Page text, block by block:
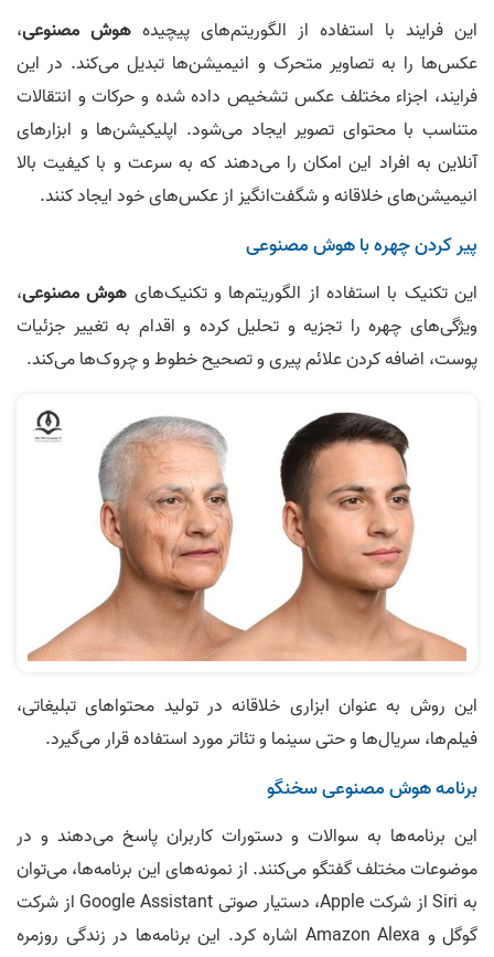
این فرایند با استفاده از الگوریتم‌های پیچیده هوش مصنوعی،
عکس‌ها را به تصاویر متحرک و انیمیشن‌ها تبدیل می‌کند. در این
فرایند، اجزاء مختلف عکس تشخیص داده شده و حرکات و انتقالات
متناسب با محتوای تصویر ایجاد می‌شود. اپلیکیشن‌ها و ابزارهای
آنلاین به افراد این امکان را می‌دهند که به سرعت و با کیفیت بالا
انیمیشن‌های خلاقانه و شگفت‌انگیز از عکس‌های خود ایجاد کنند.
پیر کردن چهره با هوش مصنوعی
این تکنیک با استفاده از الگوریتم‌ها و تکنیک‌های هوش مصنوعی،
ویژگی‌های چهره را تجزیه و تحلیل کرده و اقدام به تغییر جزئیات
پوست، اضافه کردن علائم پیری و تصحیح خطوط و چروک‌ها می‌کند.
این روش به عنوان ابزاری خلاقانه در تولید محتواهای تبلیغاتی،
فیلم‌ها، سریال‌ها و حتی سینما و تئاتر مورد استفاده قرار می‌گیرد.
برنامه هوش مصنوعی سخنگو
این برنامه‌ها به سوالات و دستورات کاربران پاسخ می‌دهند و در
موضوعات مختلف گفتگو می‌کنند. از نمونه‌های این برنامه‌ها، می‌توان
به Siri از شرکت Apple، دستیار صوتی Google Assistant از شرکت
گوگل و Amazon Alexa اشاره کرد. این برنامه‌ها در زندگی روزمره